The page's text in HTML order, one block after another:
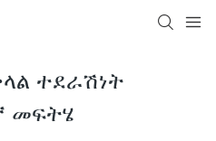
ተደራሽነት
መፍትሄ